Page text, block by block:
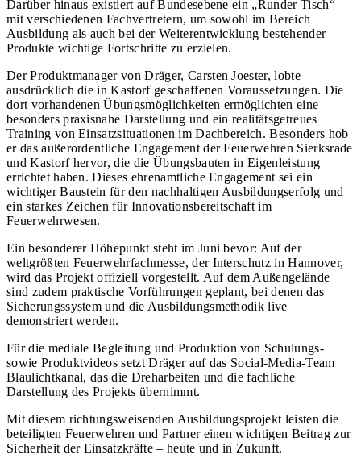
Darüber hinaus existiert auf Bundesebene ein „Runder Tisch“
mit verschiedenen Fachvertretern, um sowohl im Bereich
Ausbildung als auch bei der Weiterentwicklung bestehender
Produkte wichtige Fortschritte zu erzielen.
Der Produktmanager von Dräger, Carsten Joester, lobte
ausdrücklich die in Kastorf geschaffenen Voraussetzungen. Die
dort vorhandenen Übungsmöglichkeiten ermöglichten eine
besonders praxisnahe Darstellung und ein realitätsgetreues
Training von Einsatzsituationen im Dachbereich. Besonders hob
er das außerordentliche Engagement der Feuerwehren Sierksrade
und Kastorf hervor, die die Übungsbauten in Eigenleistung
errichtet haben. Dieses ehrenamtliche Engagement sei ein
wichtiger Baustein für den nachhaltigen Ausbildungserfolg und
ein starkes Zeichen für Innovationsbereitschaft im
Feuerwehrwesen.
Ein besonderer Höhepunkt steht im Juni bevor: Auf der
weltgrößten Feuerwehrfachmesse, der Interschutz in Hannover,
wird das Projekt offiziell vorgestellt. Auf dem Außengelände
sind zudem praktische Vorführungen geplant, bei denen das
Sicherungssystem und die Ausbildungsmethodik live
demonstriert werden.
Für die mediale Begleitung und Produktion von Schulungs-
sowie Produktvideos setzt Dräger auf das Social-Media-Team
Blaulichtkanal, das die Dreharbeiten und die fachliche
Darstellung des Projekts übernimmt.
Mit diesem richtungsweisenden Ausbildungsprojekt leisten die
beteiligten Feuerwehren und Partner einen wichtigen Beitrag zur
Sicherheit der Einsatzkräfte – heute und in Zukunft.